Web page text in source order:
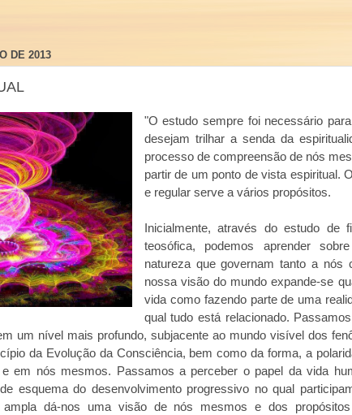
DE 2013
"O estudo sempre foi necessário
desejam trilhar a senda da
processo de compreensão de nós
partir de um ponto de vista espiritual.
e regular serve a vários propósitos.
Inicialmente, através do estudo de
teosófica, podemos aprender
natureza que governam tanto a nós
nossa visão do mundo expande-se
vida como fazendo parte de uma
qual tudo está relacionado.
um nível mais profundo, subjacente ao mundo visível dos
da Evolução da Consciência, bem como da forma, a
em nós mesmos. Passamos a perceber o papel da vida
esquema do desenvolvimento progressivo no qual
ampla dá-nos uma visão de nós mesmos e dos